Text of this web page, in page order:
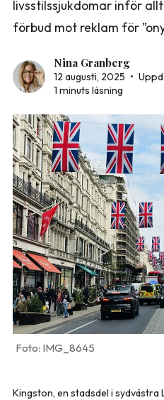
livsstilssjukdomar inför
förbud mot reklam för
Nina Granberg
12 augusti, 2025 •
1 minuts läsning
IMG_8645
Kingston, en stadsdel i